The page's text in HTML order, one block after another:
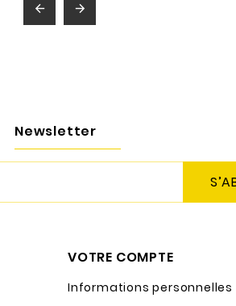
 
Newsletter
VOTRE COMPTE
Informations personnelles